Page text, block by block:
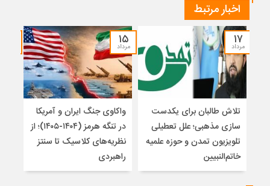
اخبار مرتبط
۱۷
مرداد
تلاش طالبان برای یکدست
سازی مذهبی؛ علل تعطیلی
تلویزیون تمدن و حوزه علمیه
خاتم‌النبیین
۱۵
مرداد
واکاوی جنگ ایران و آمریکا
در تنگه هرمز (۱۴۰۴-۱۴۰۵)؛ از
نظریه‌های کلاسیک تا سنتز
راهبردی